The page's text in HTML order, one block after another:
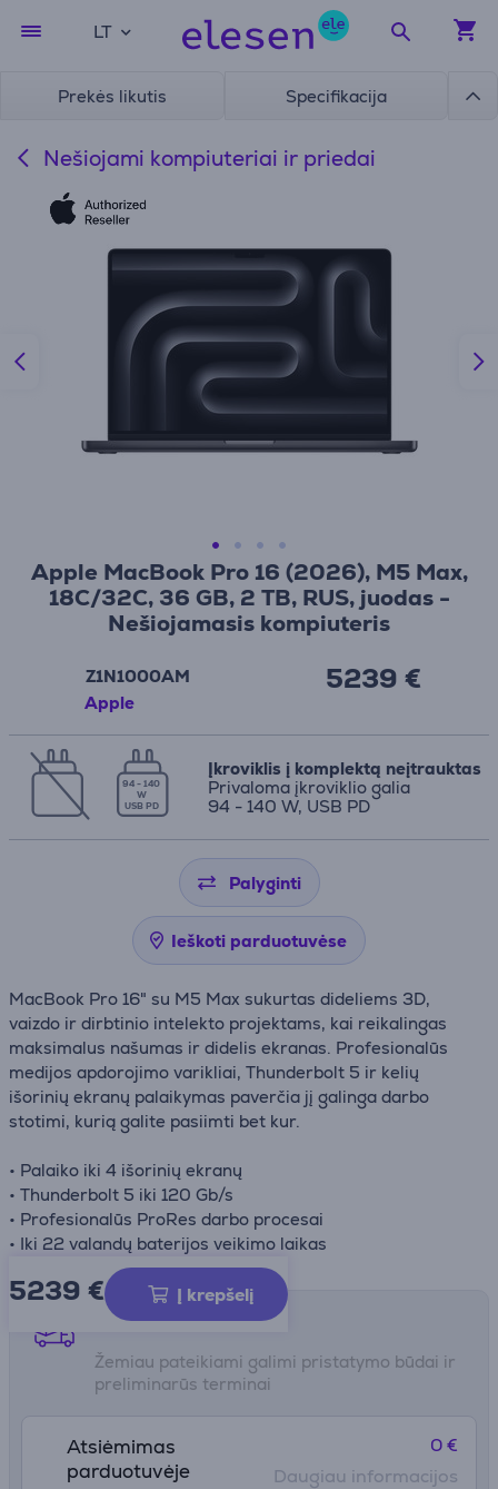
LT
Prekės likutis Specifikacija
Nešiojami kompiuteriai ir priedai
Apple MacBook Pro 16 (2026), M5 Max,
18C/32C, 36 GB, 2 TB, RUS, juodas -
Nešiojamasis kompiuteris
Z1N1000AM
Apple
5239 €
94 - 140
W
USB PD
Įkroviklis į komplektą neįtrauktas
Privaloma įkroviklio galia
94 - 140 W, USB PD
Palyginti
Ieškoti parduotuvėse
MacBook Pro 16" su M5 Max sukurtas dideliems 3D,
vaizdo ir dirbtinio intelekto projektams, kai reikalingas
maksimalus našumas ir didelis ekranas. Profesionalūs
medijos apdorojimo varikliai, Thunderbolt 5 ir kelių
išorinių ekranų palaikymas paverčia jį galinga darbo
stotimi, kurią galite pasiimti bet kur.
• Palaiko iki 4 išorinių ekranų
• Thunderbolt 5 iki 120 Gb/s
• Profesionalūs ProRes darbo procesai
• Iki 22 valandų baterijos veikimo laikas
5239 € Į krepšelį
Pristatymo būdai
Žemiau pateikiami galimi pristatymo būdai ir
preliminarūs terminai
Atsiėmimas
parduotuvėje
0 €
Daugiau informacijos